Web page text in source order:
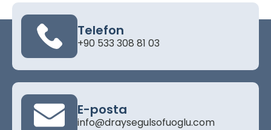
Telefon
+90 533 308 81 03
E-posta
info@draysegulsofuoglu.com